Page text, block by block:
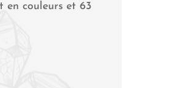
couleurs et 63